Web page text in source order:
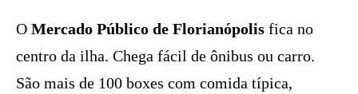
O Mercado Público de Florianópolis fica no
centro da ilha. Chega fácil de ônibus ou carro.
São mais de 100 boxes com comida típica,